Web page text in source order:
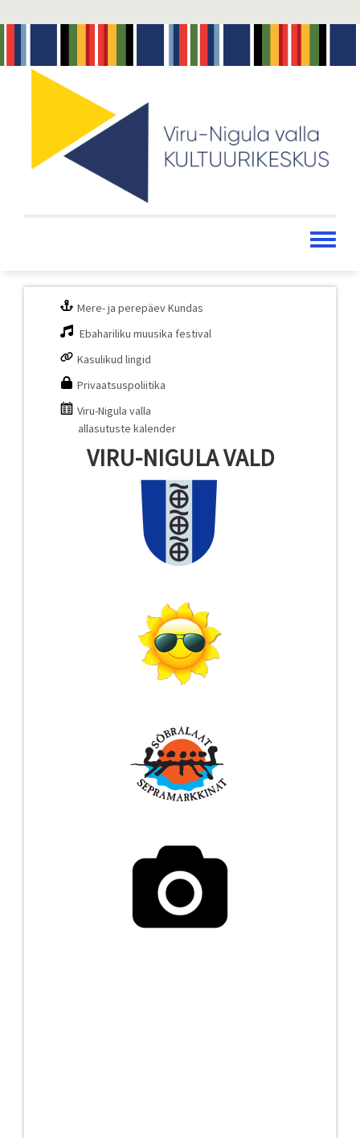
põhisisu
Toggle
Mere- ja perepäev Kundas
Ebahariliku muusika festival
Kasulikud lingid
Privaatsuspoliitika
Viru-Nigula valla
allasutuste kalender
VIRU-NIGULA VALD